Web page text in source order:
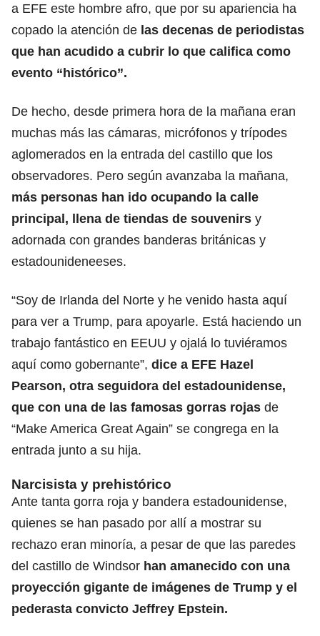
a EFE este hombre afro, que por su apariencia ha
copado la atención de las decenas de periodistas
que han acudido a cubrir lo que califica como
evento “histórico”.
De hecho, desde primera hora de la mañana eran
muchas más las cámaras, micrófonos y trípodes
aglomerados en la entrada del castillo que los
observadores. Pero según avanzaba la mañana,
más personas han ido ocupando la calle
principal, llena de tiendas de souvenirs y
adornada con grandes banderas británicas y
estadounideneeses.
“Soy de Irlanda del Norte y he venido hasta aquí
para ver a Trump, para apoyarle. Está haciendo un
trabajo fantástico en EEUU y ojalá lo tuviéramos
aquí como gobernante”, dice a EFE Hazel
Pearson, otra seguidora del estadounidense,
que con una de las famosas gorras rojas de
“Make America Great Again” se congrega en la
entrada junto a su hija.
Narcisista y prehistórico
Ante tanta gorra roja y bandera estadounidense,
quienes se han pasado por allí a mostrar su
rechazo eran minoría, a pesar de que las paredes
del castillo de Windsor han amanecido con una
proyección gigante de imágenes de Trump y el
pederasta convicto Jeffrey Epstein.